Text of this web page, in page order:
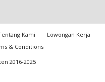
Kami
Lowongan Kerja
& Conditions
2016-2025